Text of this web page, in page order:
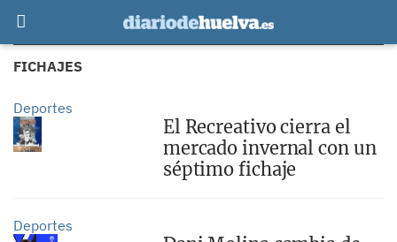
FICHAJES
Deportes
El Recreativo cierra el
mercado invernal con un
séptimo fichaje
Deportes